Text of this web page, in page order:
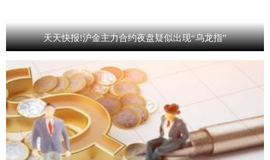
天天快报!沪金主力合约夜盘疑似出现“乌龙指”